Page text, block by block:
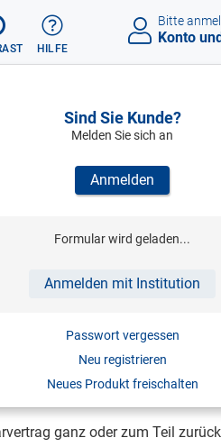
HILFE
Bitte
Konto
Sind Sie Kunde?
Melden Sie sich an
Anmelden
Formular wird geladen...
Anmelden mit Institution
Passwort vergessen
Neu registrieren
Neues Produkt freischalten
NÄCHSTER
LStR 2002, 07 2501/4-IV/7/01
§ 108 Abs. 10 EStG
Grundlage für eine
ganz oder zum Teil